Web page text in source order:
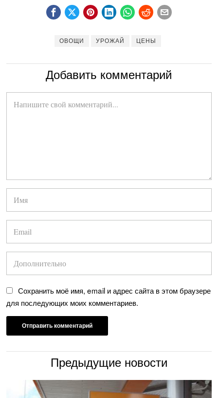
ОВОЩИ УРОЖАЙ ЦЕНЫ
Добавить комментарий
Сохранить моё имя, email и адрес сайта в этом браузере
для последующих моих комментариев.
Предыдущие новости